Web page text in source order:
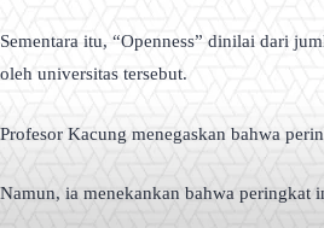
Sementara itu, “Openness” dinilai dari
oleh universitas tersebut.
Profesor Kacung menegaskan bahwa
Namun, ia menekankan bahwa peringkat